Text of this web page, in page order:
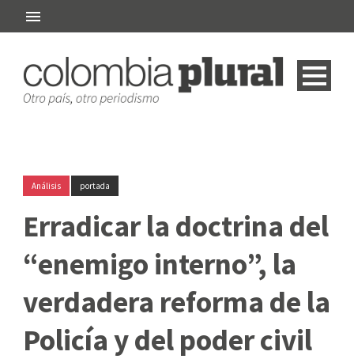
Análisis portada
Erradicar la doctrina del
“enemigo interno”, la
verdadera reforma de la
Policía y del poder civil